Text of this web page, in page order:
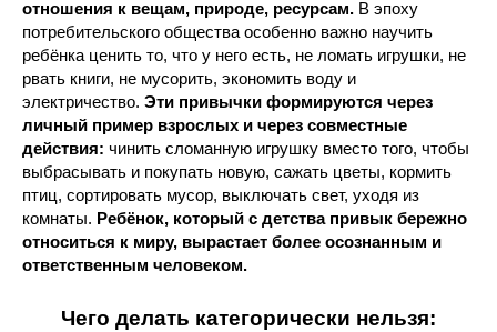
отношения к вещам, природе, ресурсам. В эпоху
потребительского общества особенно важно научить
ребёнка ценить то, что у него есть, не ломать игрушки, не
рвать книги, не мусорить, экономить воду и
электричество. Эти привычки формируются через
личный пример взрослых и через совместные
действия: чинить сломанную игрушку вместо того, чтобы
выбрасывать и покупать новую, сажать цветы, кормить
птиц, сортировать мусор, выключать свет, уходя из
комнаты. Ребёнок, который с детства привык бережно
относиться к миру, вырастает более осознанным и
ответственным человеком.
Чего делать категорически нельзя: